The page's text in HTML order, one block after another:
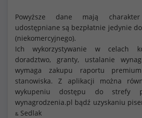
Powyższe dane mają
udostępniane są bezpłatnie jedynie
(niekomercyjnego).
Ich wykorzystywanie w celach
doradztwo, granty, ustalanie
wymaga zakupu raportu
stanowiska. Z aplikacji można
wykupeniu dostępu do strefy
wynagrodzenia.pl bądź uzyskaniu
& Sedlak